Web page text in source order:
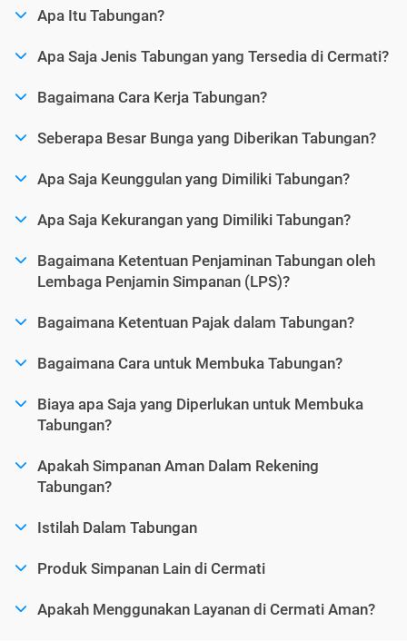
Apa Itu Tabungan?
Apa Saja Jenis Tabungan yang Tersedia di Cermati?
Bagaimana Cara Kerja Tabungan?
Seberapa Besar Bunga yang Diberikan Tabungan?
Apa Saja Keunggulan yang Dimiliki Tabungan?
Apa Saja Kekurangan yang Dimiliki Tabungan?
Bagaimana Ketentuan Penjaminan Tabungan oleh
Lembaga Penjamin Simpanan (LPS)?
Bagaimana Ketentuan Pajak dalam Tabungan?
Bagaimana Cara untuk Membuka Tabungan?
Biaya apa Saja yang Diperlukan untuk Membuka
Tabungan?
Apakah Simpanan Aman Dalam Rekening
Tabungan?
Istilah Dalam Tabungan
Produk Simpanan Lain di Cermati
Apakah Menggunakan Layanan di Cermati Aman?